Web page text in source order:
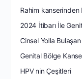
Rahim kanserinden
2024 İtibarı İle
Cinsel Yolla
Genital Bölge
HPV nin Çeşitleri